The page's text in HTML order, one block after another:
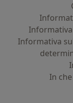
Informativa
In